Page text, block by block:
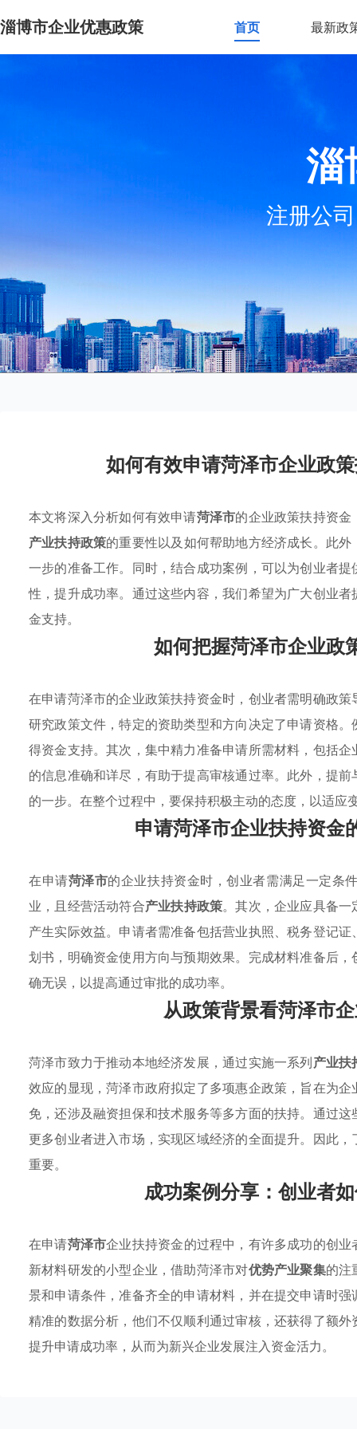
淄博市企业优惠政策 首页 最新政
淄
注册公
如何有效申请菏泽市企业政
本文将深入分析如何有效申请菏泽市的企业政策扶持资
产业扶持政策的重要性以及如何帮助地方经济成长。此
一步的准备工作。同时，结合成功案例，可以为创业者
性，提升成功率。通过这些内容，我们希望为广大创业
金支持。
如何把握菏泽市企业政
在申请菏泽市的企业政策扶持资金时，创业者需明确政
研究政策文件，特定的资助类型和方向决定了申请资格
得资金支持。其次，集中精力准备申请所需材料，包括
的信息准确和详尽，有助于提高审核通过率。此外，提
的一步。在整个过程中，要保持积极主动的态度，以适应
申请菏泽市企业扶持资金
在申请菏泽市的企业扶持资金时，创业者需满足一定条
业，且经营活动符合产业扶持政策。其次，企业应具备
产生实际效益。申请者需准备包括营业执照、税务登记
划书，明确资金使用方向与预期效果。完成材料准备后
确无误，以提高通过审批的成功率。
从政策背景看菏泽市
菏泽市致力于推动本地经济发展，通过实施一系列产业扶
效应的显现，菏泽市政府拟定了多项惠企政策，旨在为
免，还涉及融资担保和技术服务等多方面的扶持。通过这
更多创业者进入市场，实现区域经济的全面提升。因此
重要。
成功案例分享：创业者
在申请菏泽市企业扶持资金的过程中，有许多成功的创
新材料研发的小型企业，借助菏泽市对优势产业聚集的注
景和申请条件，准备齐全的申请材料，并在提交申请时
精准的数据分析，他们不仅顺利通过审核，还获得了额
提升申请成功率，从而为新兴企业发展注入资金活力。